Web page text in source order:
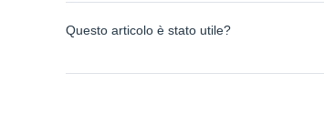
Questo articolo è stato utile?